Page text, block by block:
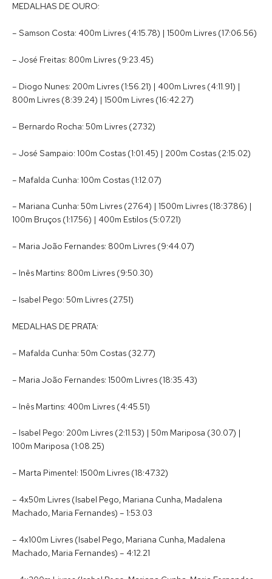
MEDALHAS DE OURO:
– Samson Costa: 400m Livres (4:15.78) | 1500m Livres (17:06.56)
– José Freitas: 800m Livres (9:23.45)
– Diogo Nunes: 200m Livres (1:56.21) | 400m Livres (4:11.91) |
800m Livres (8:39.24) | 1500m Livres (16:42.27)
– Bernardo Rocha: 50m Livres (27.32)
– José Sampaio: 100m Costas (1:01.45) | 200m Costas (2:15.02)
– Mafalda Cunha: 100m Costas (1:12.07)
– Mariana Cunha: 50m Livres (27.64) | 1500m Livres (18:37.86) |
100m Bruços (1:17.56) | 400m Estilos (5:07.21)
– Maria João Fernandes: 800m Livres (9:44.07)
– Inês Martins: 800m Livres (9:50.30)
– Isabel Pego: 50m Livres (27.51)
MEDALHAS DE PRATA:
– Mafalda Cunha: 50m Costas (32.77)
– Maria João Fernandes: 1500m Livres (18:35.43)
– Inês Martins: 400m Livres (4:45.51)
– Isabel Pego: 200m Livres (2:11.53) | 50m Mariposa (30.07) |
100m Mariposa (1:08.25)
– Marta Pimentel: 1500m Livres (18:47.32)
– 4x50m Livres (Isabel Pego, Mariana Cunha, Madalena
Machado, Maria Fernandes) – 1:53.03
– 4x100m Livres (Isabel Pego, Mariana Cunha, Madalena
Machado, Maria Fernandes) – 4:12.21